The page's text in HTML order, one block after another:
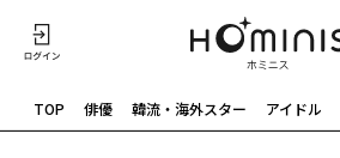
TOP 俳優 韓流・海外スター アイドル